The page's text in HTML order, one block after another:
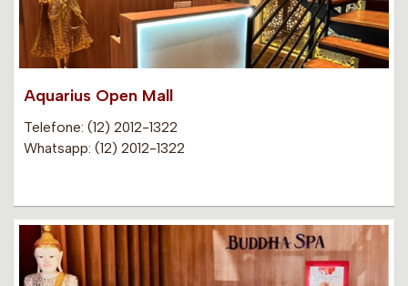
Aquarius Open Mall
Telefone: (12) 2012-1322
Whatsapp: (12) 2012-1322